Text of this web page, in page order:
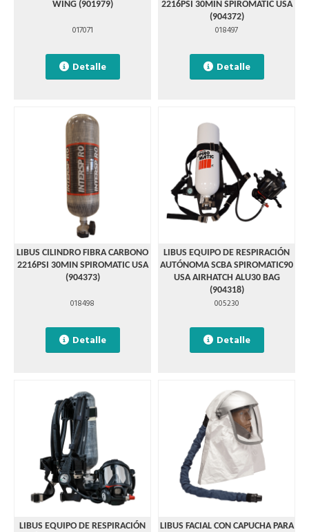
WING (901979)
017071
Detalle
2216PSI 30MIN SPIROMATIC USA
(904372)
018497
Detalle
LIBUS CILINDRO FIBRA CARBONO
2216PSI 30MIN SPIROMATIC USA
(904373)
018498
Detalle
LIBUS EQUIPO DE RESPIRACIÓN
AUTÓNOMA SCBA SPIROMATIC90
USA AIRHATCH ALU30 BAG
(904318)
005230
Detalle
LIBUS EQUIPO DE RESPIRACIÓN
LIBUS FACIAL CON CAPUCHA PARA